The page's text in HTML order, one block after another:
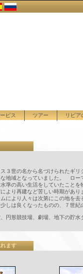
ビス ツアー
リビア
３世の名から名づけられたギ
地域となっていました。 ロ
準の高い生活をしていたこと
より再建など苦しい時期があ
により人々は次第にこの地を去
しは良くなったものの、７世
円形競技場、劇場、地下の貯
ます